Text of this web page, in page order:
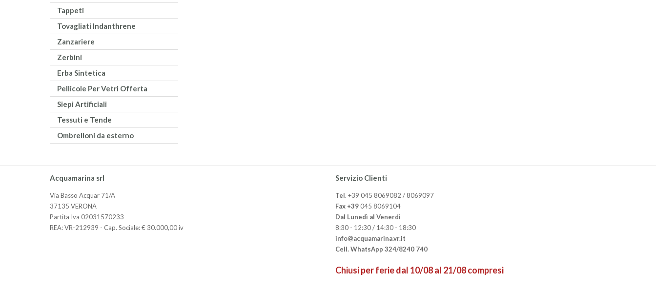
Tappeti
Tovagliati Indanthrene
Zanzariere
Zerbini
Erba Sintetica
Pellicole Per Vetri Offerta
Siepi Artificiali
Tessuti e Tende
Ombrelloni da esterno
Acquamarina srl
Via Basso Acquar 71/A
37135 VERONA
Partita Iva 02031570233
REA: VR-212939 - Cap. Sociale: € 30.000,00 iv
Servizio Clienti
Tel. +39 045 8069082 / 8069097
Fax +39045 8069104
Dal Lunedì al Venerdì
8:30 - 12:30 / 14:30 - 18:30
info@acquamarina.vr.it
Cell. WhatsApp 324/8240 740
Chiusi per ferie dal 10/08 al 21/08 compresi